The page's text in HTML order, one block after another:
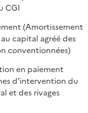
CGI
(Amortissement
capital agréé des
conventionnées)
en paiement
d'intervention du
et des rivages